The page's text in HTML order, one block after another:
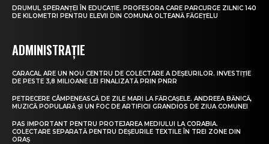
DRUMUL SPERANȚEI ÎN EDUCAȚIE. PROFESORA CARE PARCURGE ZILNIC 140
DE KILOMETRI PENTRU ELEVII DIN COMUNA OLTEANĂ FĂGEȚELU
ADMINISTRAȚIE
CARACAL ARE UN NOU CENTRU DE COLECTARE A DEȘEURILOR. INVESTIȚIE
DE PESTE 3,8 MILIOANE LEI FINALIZATĂ PRIN PNRR
PETRECERE CÂMPENEASCĂ DE ZILE MARI LA FĂRCAȘELE. ANDREEA BĂNICĂ,
MUZICĂ POPULARĂ ȘI UN FOC DE ARTIFICII GRANDIOS DE ZIUA COMUNEI
PAS IMPORTANT PENTRU PROTEJAREA MEDIULUI LA CORABIA.
COLECTARE SEPARATĂ PENTRU DEȘEURILE TEXTILE ÎN TREI ZONE DIN
ORAȘ